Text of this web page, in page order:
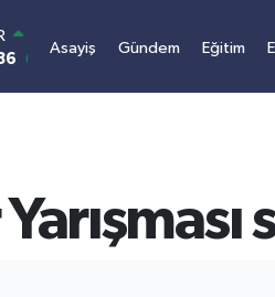
0.06
0.39
Asayiş Gündem Eğitim